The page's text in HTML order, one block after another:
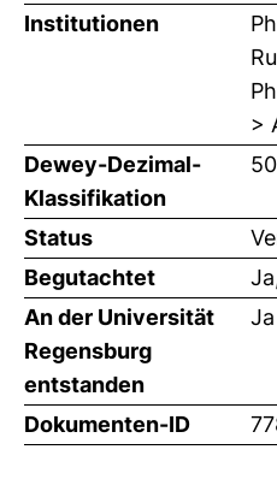
Institutionen
>
Dewey-Dezimal-
Klassifikation
Status
Begutachtet
An der Universität
Regensburg
entstanden
Ja
Dokumenten-ID